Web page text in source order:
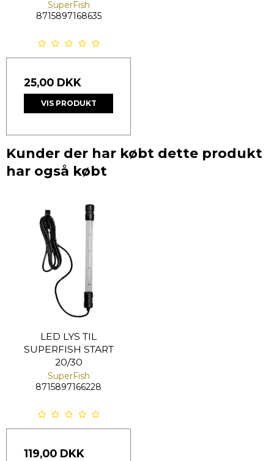
SuperFish
8715897168635
25,00 DKK
VIS PRODUKT
Kunder der har købt dette produkt
har også købt
LED LYS TIL
SUPERFISH START
20/30
SuperFish
8715897166228
119,00 DKK